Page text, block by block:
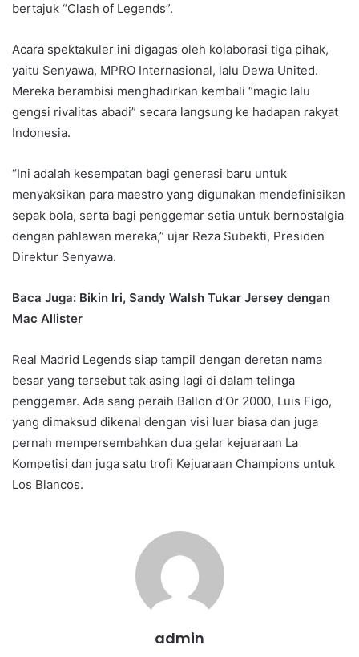
bertajuk “Clash of Legends”.
Acara spektakuler ini digagas oleh kolaborasi tiga pihak,
yaitu Senyawa, MPRO Internasional, lalu Dewa United.
Mereka berambisi menghadirkan kembali “magic lalu
gengsi rivalitas abadi” secara langsung ke hadapan rakyat
Indonesia.
“Ini adalah kesempatan bagi generasi baru untuk
menyaksikan para maestro yang digunakan mendefinisikan
sepak bola, serta bagi penggemar setia untuk bernostalgia
dengan pahlawan mereka,” ujar Reza Subekti, Presiden
Direktur Senyawa.
Baca Juga: Bikin Iri, Sandy Walsh Tukar Jersey dengan
Mac Allister
Real Madrid Legends siap tampil dengan deretan nama
besar yang tersebut tak asing lagi di dalam telinga
penggemar. Ada sang peraih Ballon d’Or 2000, Luis Figo,
yang dimaksud dikenal dengan visi luar biasa dan juga
pernah mempersembahkan dua gelar kejuaraan La
Kompetisi dan juga satu trofi Kejuaraan Champions untuk
Los Blancos.
admin